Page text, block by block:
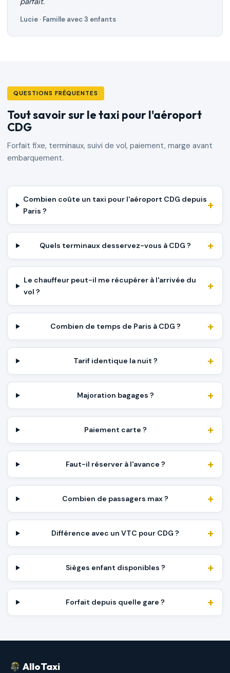
Lucie · Famille avec 3 enfants
QUESTIONS FRÉQUENTES
Tout savoir sur le taxi pour l'aéroport
CDG
Forfait fixe, terminaux, suivi de vol, paiement, marge avant
embarquement.
Combien coûte un taxi pour l'aéroport CDG depuis
Paris ?
Quels terminaux desservez-vous à CDG ?
Le chauffeur peut-il me récupérer à l'arrivée du
vol ?
Combien de temps de Paris à CDG ?
Tarif identique la nuit ?
Majoration bagages ?
Paiement carte ?
Faut-il réserver à l'avance ?
Combien de passagers max ?
Différence avec un VTC pour CDG ?
Sièges enfant disponibles ?
Forfait depuis quelle gare ?
AlloTaxi